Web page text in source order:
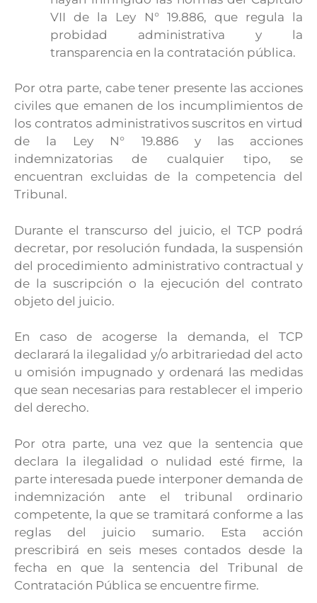
VII de la Ley N° 19.886, que regula la
probidad administrativa y la
transparencia en la contratación pública.
Por otra parte, cabe tener presente las acciones
civiles que emanen de los incumplimientos de
los contratos administrativos suscritos en virtud
de la Ley N° 19.886 y las acciones
indemnizatorias de cualquier tipo, se
encuentran excluidas de la competencia del
Tribunal.
Durante el transcurso del juicio, el TCP podrá
decretar, por resolución fundada, la suspensión
del procedimiento administrativo contractual y
de la suscripción o la ejecución del contrato
objeto del juicio.
En caso de acogerse la demanda, el TCP
declarará la ilegalidad y/o arbitrariedad del acto
u omisión impugnado y ordenará las medidas
que sean necesarias para restablecer el imperio
del derecho.
Por otra parte, una vez que la sentencia que
declara la ilegalidad o nulidad esté firme, la
parte interesada puede interponer demanda de
indemnización ante el tribunal ordinario
competente, la que se tramitará conforme a las
reglas del juicio sumario. Esta acción
prescribirá en seis meses contados desde la
fecha en que la sentencia del Tribunal de
Contratación Pública se encuentre firme.